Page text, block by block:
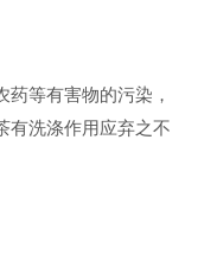
等有害物的污染，
有洗涤作用应弃之不